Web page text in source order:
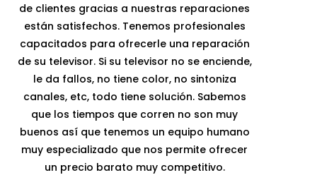
de clientes gracias a nuestras reparaciones
están satisfechos. Tenemos profesionales
capacitados para ofrecerle una reparación
de su televisor. Si su televisor no se enciende,
le da fallos, no tiene color, no sintoniza
canales, etc, todo tiene solución. Sabemos
que los tiempos que corren no son muy
buenos así que tenemos un equipo humano
muy especializado que nos permite ofrecer
un precio barato muy competitivo.